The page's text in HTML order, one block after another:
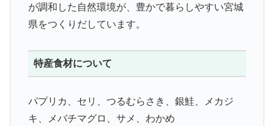
が調和した自然環境が、豊かで暮らしやすい宮城
県をつくりだしています。
特産食材について
パプリカ、セリ、つるむらさき、銀鮭、メカジ
キ、メバチマグロ、サメ、わかめ